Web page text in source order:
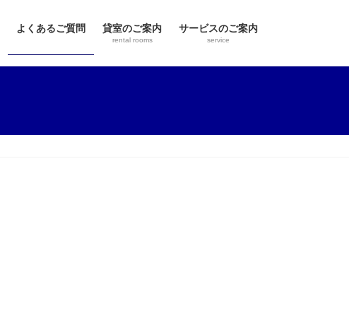
よくあるご質問 貸室のご案内
rental rooms
サービスのご案内
service